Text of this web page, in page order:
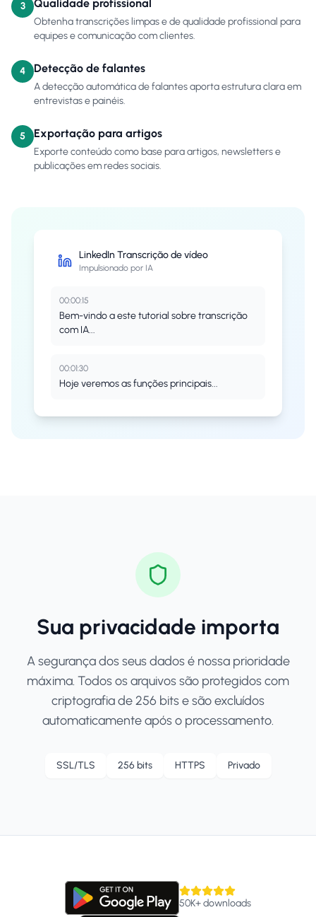
3 Qualidade profissional
Obtenha transcrições limpas e de qualidade profissional para
equipes e comunicação com clientes.
4 Detecção de falantes
A detecção automática de falantes aporta estrutura clara em
entrevistas e painéis.
5 Exportação para artigos
Exporte conteúdo como base para artigos, newsletters e
publicações em redes sociais.
LinkedIn Transcrição de vídeo
Impulsionado por IA
00:00:15
Bem-vindo a este tutorial sobre transcrição
com IA...
00:01:30
Hoje veremos as funções principais...
Sua privacidade importa
A segurança dos seus dados é nossa prioridade
máxima. Todos os arquivos são protegidos com
criptografia de 256 bits e são excluídos
automaticamente após o processamento.
SSL/TLS 256 bits HTTPS Privado
50K+downloads